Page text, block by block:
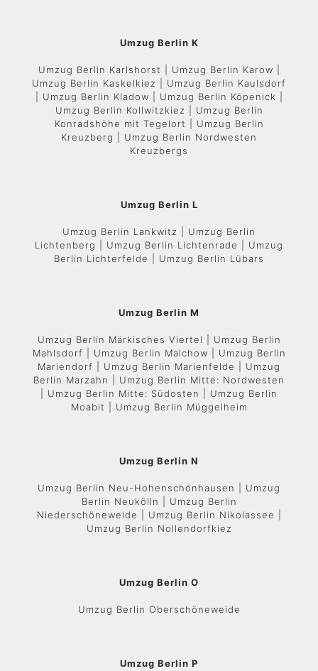
Umzug Berlin K
Umzug Berlin Karlshorst | Umzug Berlin Karow |
Umzug Berlin Kaskelkiez | Umzug Berlin Kaulsdorf
| Umzug Berlin Kladow | Umzug Berlin Köpenick |
Umzug Berlin Kollwitzkiez | Umzug Berlin
Konradshöhe mit Tegelort | Umzug Berlin
Kreuzberg | Umzug Berlin Nordwesten
Kreuzbergs
Umzug Berlin L
Umzug Berlin Lankwitz | Umzug Berlin
Lichtenberg | Umzug Berlin Lichtenrade | Umzug
Berlin Lichterfelde | Umzug Berlin Lübars
Umzug Berlin M
Umzug Berlin Märkisches Viertel | Umzug Berlin
Mahlsdorf | Umzug Berlin Malchow | Umzug Berlin
Mariendorf | Umzug Berlin Marienfelde | Umzug
Berlin Marzahn | Umzug Berlin Mitte: Nordwesten
| Umzug Berlin Mitte: Südosten | Umzug Berlin
Moabit | Umzug Berlin Müggelheim
Umzug Berlin N
Umzug Berlin Neu-Hohenschönhausen | Umzug
Berlin Neukölln | Umzug Berlin
Niederschöneweide | Umzug Berlin Nikolassee |
Umzug Berlin Nollendorfkiez
Umzug Berlin O
Umzug Berlin Oberschöneweide
Umzug Berlin P